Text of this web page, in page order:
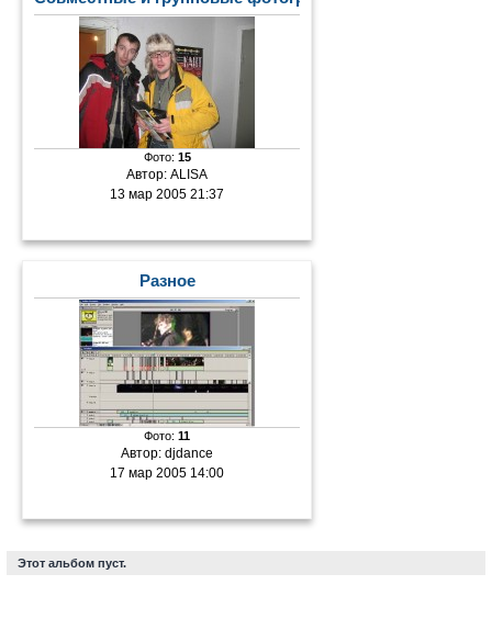
Фото: 15
Автор:ALISA
13 мар 2005 21:37
Разное
Фото:11
Автор:djdance
17 мар 2005 14:00
Этот альбом пуст.